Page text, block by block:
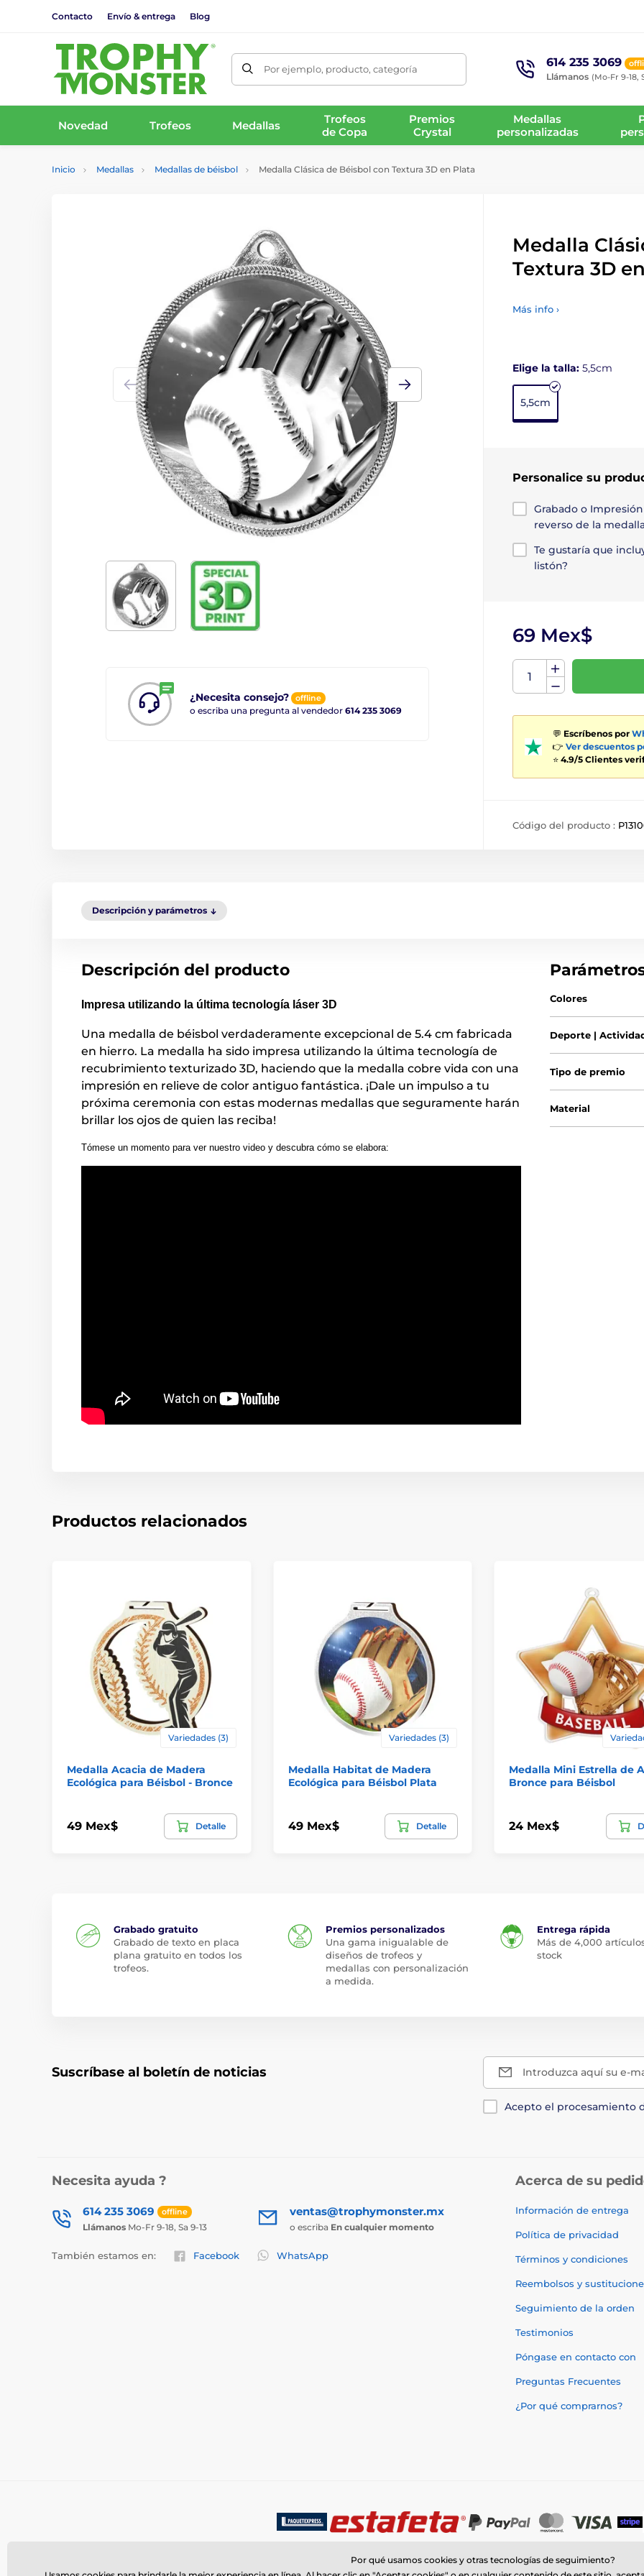
Contacto Envío & entrega Blog
Por ejemplo, producto, categoría 614 235 3069
Llámanos (Mo-Fr 9-18,
Novedad Trofeos Medallas
Trofeos
de Copa
Premios
Crystal
Medallas
personalizadas
Inicio Medallas Medallas de béisbol Medalla Clásica de Béisbol con Textura 3D en Plata
¿Necesita consejo? offline
o escriba una pregunta al vendedor 614 235 3069
Medalla
Textura 3D
Más info ›
Elige la talla: 5,5cm
5,5cm
Personalice su
Grabado o
reverso de la
Te gustaría que
listón?
69 Mex$
💬 Escríbenos por
👉 Ver descuentos
⭐ 4.9/5 Clientes
Código del producto :
Descripción y parámetros
Descripción del producto
Impresa utilizando la última tecnología láser 3D
Una medalla de béisbol verdaderamente excepcional de 5.4 cm fabricada
en hierro. La medalla ha sido impresa utilizando la última tecnología de
recubrimiento texturizado 3D, haciendo que la medalla cobre vida con una
impresión en relieve de color antiguo fantástica. ¡Dale un impulso a tu
próxima ceremonia con estas modernas medallas que seguramente harán
brillar los ojos de quien las reciba!
Tómese un momento para ver nuestro video y descubra cómo se elabora:
Colores
Deporte |
Tipo de premio
Material
Productos relacionados
Variedades (3)
Medalla Acacia de Madera
Ecológica para Béisbol - Bronce
49 Mex$ Detalle
Variedades (3)
Medalla Habitat de Madera
Ecológica para Béisbol Plata
49 Mex$ Detalle
Medalla Mini Estrella de
Bronce para Béisbol
24 Mex$
Grabado gratuito
Grabado de texto en placa
plana gratuito en todos los
trofeos.
Premios personalizados
Una gama inigualable de
diseños de trofeos y
medallas con personalización
a medida.
Entrega rápida
Más de 4,000
stock
Suscríbase al boletín de noticias Introduzca aquí su e-
Acepto el procesamiento
Necesita ayuda ?
614 235 3069 offline
Llámanos Mo-Fr 9-18, Sa 9-13
ventas@trophymonster.mx
o escriba En cualquier momento
También estamos en: Facebook WhatsApp
Acerca de su
Información de entrega
Política de privacidad
Términos y condiciones
Reembolsos y
Seguimiento de la orden
Testimonios
Póngase en contacto con
Preguntas Frecuentes
¿Por qué comprarnos?
Por qué usamos cookies y otras tecnologías de seguimiento?